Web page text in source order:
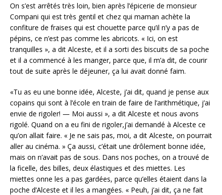
On s’est arrêtés très loin, bien après l’épicerie de monsieur
Compani qui est très gentil et chez qui maman achète la
confiture de fraises qui est chouette parce qu’il n’y a pas de
pépins, ce n’est pas comme les abricots. « Ici, on est
tranquilles », a dit Alceste, et il a sorti des biscuits de sa poche
et il a commencé à les manger, parce que, il m’a dit, de courir
tout de suite après le déjeuner, ça lui avait donné faim.
«Tu as eu une bonne idée, Alceste, j’ai dit, quand je pense aux
copains qui sont à l’école en train de faire de l’arithmétique, j’ai
envie de rigoler! — Moi aussi », a dit Alceste et nous avons
rigolé. Quand on a eu fini de rigoler,j’ai demandé à Alceste ce
qu’on allait faire. « Je ne sais pas, moi, a dit Alceste, on pourrait
aller au cinéma. » Ça aussi, c’était une drôlement bonne idée,
mais on n’avait pas de sous. Dans nos poches, on a trouvé de
la ficelle, des billes, deux élastiques et des miettes. Les
miettes onne les a pas gardées, parce qu’elles étaient dans la
poche d’Alceste et il les a mangées. « Peuh, j’ai dit, ça ne fait